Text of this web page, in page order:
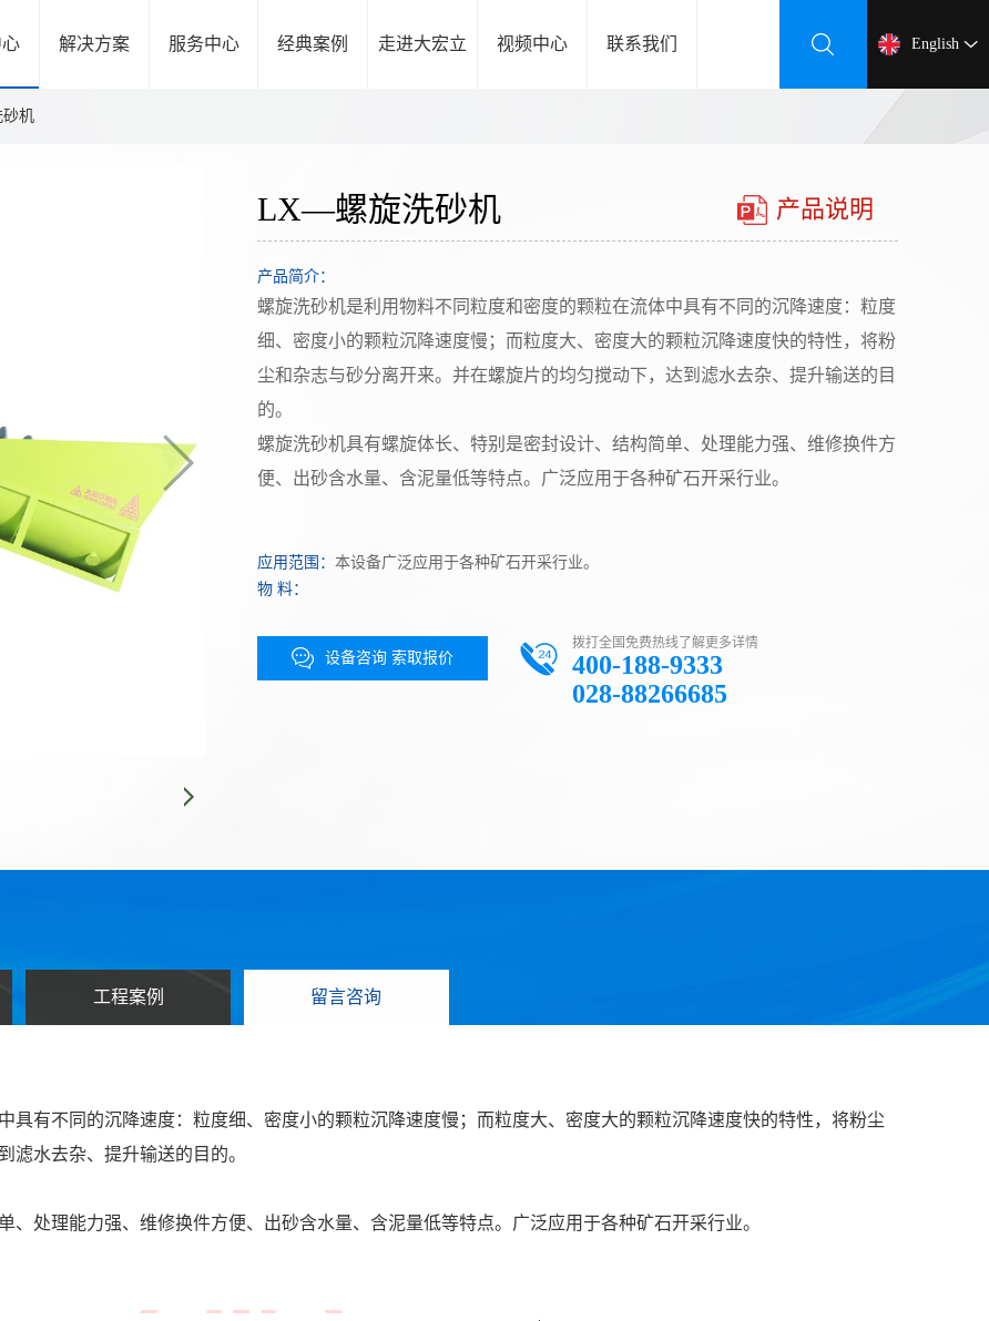
解决方案 服务中心 经典案例 走进大宏立 视频中心 联系我们 English
机
LX—螺旋洗砂机 产品说明
产品简介：
螺旋洗砂机是利用物料不同粒度和密度的颗粒在流体中具有不同的沉降速度：粒度
细、密度小的颗粒沉降速度慢；而粒度大、密度大的颗粒沉降速度快的特性，将粉
尘和杂志与砂分离开来。并在螺旋片的均匀搅动下，达到滤水去杂、提升输送的目
的。
螺旋洗砂机具有螺旋体长、特别是密封设计、结构简单、处理能力强、维修换件方
便、出砂含水量、含泥量低等特点。广泛应用于各种矿石开采行业。
应用范围： 本设备广泛应用于各种矿石开采行业。
物 料：
设备咨询 索取报价
拨打全国免费热线了解更多详情
400-188-9333
028-88266685
工程案例 留言咨询
具有不同的沉降速度：粒度细、密度小的颗粒沉降速度慢；而粒度大、密度大的颗粒沉降速度快的特性，将粉尘
滤水去杂、提升输送的目的。
处理能力强、维修换件方便、出砂含水量、含泥量低等特点。广泛应用于各种矿石开采行业。